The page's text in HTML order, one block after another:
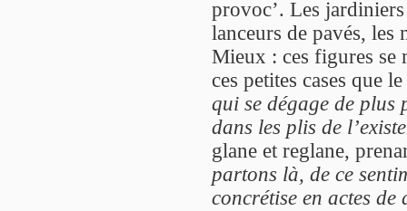
provoc’. Les
lanceurs de pavés, les
Mieux : ces figures se
ces petites cases que
qui se dégage de plus
dans les plis de
glane et reglane,
partons là, de ce
concrétise en actes de